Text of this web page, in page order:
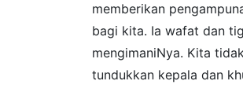
memberikan
bagi kita. Ia wafat dan
mengimaniNya. Kita
tundukkan kepala dan